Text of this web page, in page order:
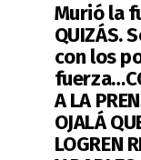
Murió la
QUIZÁS.
con los
A LA
OJALÁ
LOGREN